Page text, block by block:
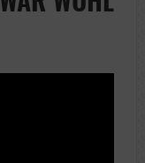
WICHTIGE